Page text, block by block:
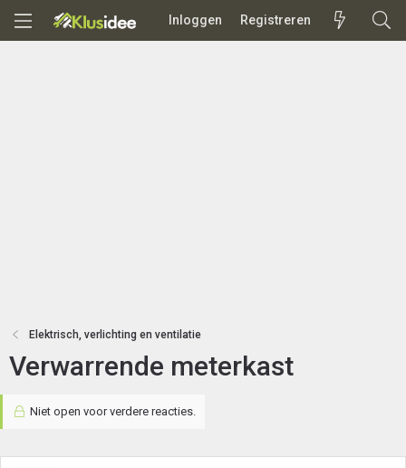
Inloggen Registreren
Elektrisch, verlichting en ventilatie
Verwarrende meterkast
Niet open voor verdere reacties.